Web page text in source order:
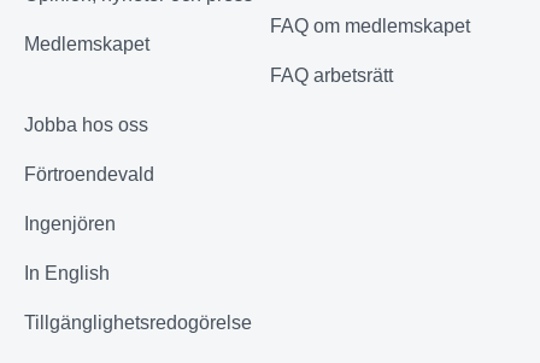
Medlemskapet
FAQ om medlemskapet
FAQ arbetsrätt
Jobba hos oss
Förtroendevald
Ingenjören
In English
Tillgänglighetsredogörelse